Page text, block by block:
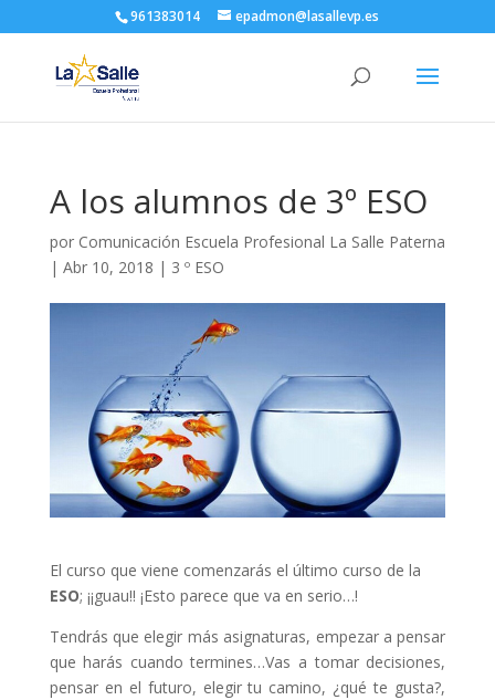
961383014 epadmon@lasallevp.es
A los alumnos de 3º ESO
por Comunicación Escuela Profesional La Salle Paterna
| Abr 10, 2018 | 3 º ESO
El curso que viene comenzarás el último curso de la
ESO; ¡¡guau!! ¡Esto parece que va en serio…!
Tendrás que elegir más asignaturas, empezar a pensar
que harás cuando termines…Vas a tomar decisiones,
pensar en el futuro, elegir tu camino, ¿qué te gusta?,